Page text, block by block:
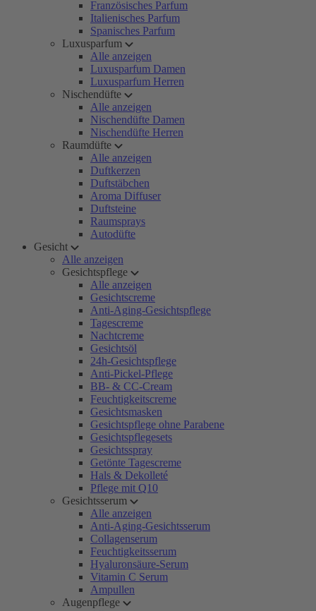
Französisches Parfum
Italienisches Parfum
Spanisches Parfum
Luxusparfum
Alle anzeigen
Luxusparfum Damen
Luxusparfum Herren
Nischendüfte
Alle anzeigen
Nischendüfte Damen
Nischendüfte Herren
Raumdüfte
Alle anzeigen
Duftkerzen
Duftstäbchen
Aroma Diffuser
Duftsteine
Raumsprays
Autodüfte
Gesicht
Alle anzeigen
Gesichtspflege
Alle anzeigen
Gesichtscreme
Anti-Aging-Gesichtspflege
Tagescreme
Nachtcreme
Gesichtsöl
24h-Gesichtspflege
Anti-Pickel-Pflege
BB- & CC-Cream
Feuchtigkeitscreme
Gesichtsmasken
Gesichtspflege ohne Parabene
Gesichtspflegesets
Gesichtsspray
Getönte Tagescreme
Hals & Dekolleté
Pflege mit Q10
Gesichtsserum
Alle anzeigen
Anti-Aging-Gesichtsserum
Collagenserum
Feuchtigkeitsserum
Hyaluronsäure-Serum
Vitamin C Serum
Ampullen
Augenpflege